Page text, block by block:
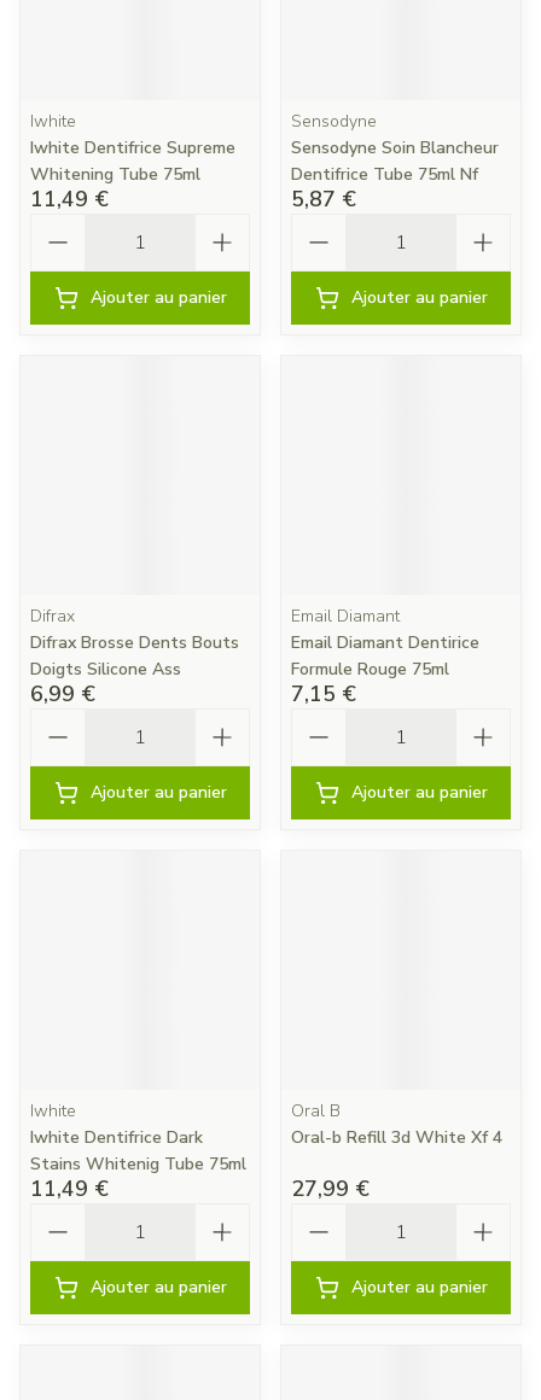
Iwhite
Iwhite Dentifrice Supreme
Whitening Tube 75ml
11,49 €
Ajouter au panier
Sensodyne
Sensodyne Soin Blancheur
Dentifrice Tube 75ml Nf
5,87 €
Ajouter au panier
Difrax
Difrax Brosse Dents Bouts
Doigts Silicone Ass
6,99 €
Ajouter au panier
Email Diamant
Email Diamant Dentirice
Formule Rouge 75ml
7,15 €
Ajouter au panier
Iwhite
Iwhite Dentifrice Dark
Stains Whitenig Tube 75ml
11,49 €
Ajouter au panier
Oral B
Oral-b Refill 3d White Xf 4
27,99 €
Ajouter au panier